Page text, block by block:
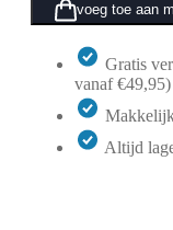
voeg toe aan
Gratis
vanaf €49,95)
Altijd